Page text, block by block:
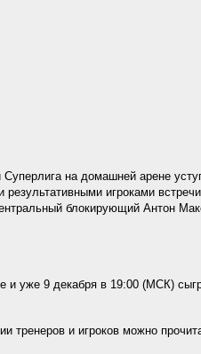
на домашней арене
игроками
блокирующий Антон
и уже 9 декабря в 19:00 (МСК)
тренеров и игроков можно